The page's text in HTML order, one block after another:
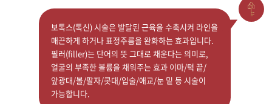
보톡스(톡신) 시술은 발달된 근육을 수축시켜 라인을
매끈하게 하거나 표정주름을 완화하는 효과입니다.
필러(filler)는 단어의 뜻 그대로 채운다는 의미로,
얼굴의 부족한 볼륨을 채워주는 효과 이마/턱 끝/
앞광대/볼/팔자/콧대/입술/애교/눈 밑 등 시술이
가능합니다.